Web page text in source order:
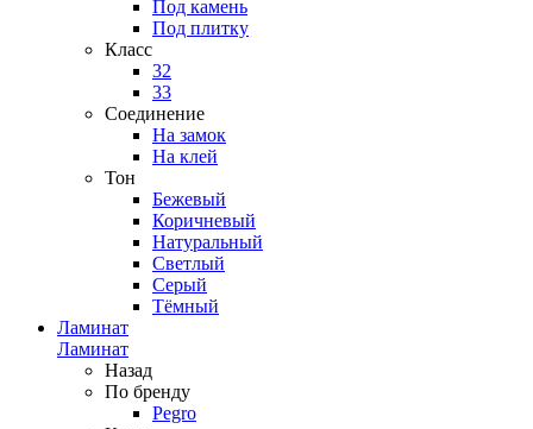
Под камень
Под плитку
Класс
32
33
Соединение
На замок
На клей
Тон
Бежевый
Коричневый
Натуральный
Светлый
Серый
Тёмный
Ламинат
Ламинат
Назад
По бренду
Pegro